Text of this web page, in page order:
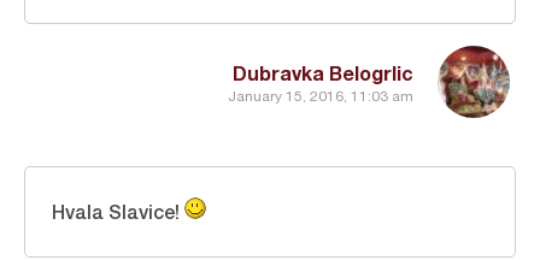
Dubravka Belogrlic
January 15, 2016, 11:03 am
Hvala Slavice!